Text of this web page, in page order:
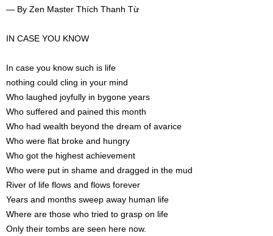
— By Zen Master Thích Thanh Từ
IN CASE YOU KNOW
In case you know such is life
nothing could cling in your mind
Who laughed joyfully in bygone years
Who suffered and pained this month
Who had wealth beyond the dream of avarice
Who were flat broke and hungry
Who got the highest achievement
Who were put in shame and dragged in the mud
River of life flows and flows forever
Years and months sweep away human life
Where are those who tried to grasp on life
Only their tombs are seen here now.